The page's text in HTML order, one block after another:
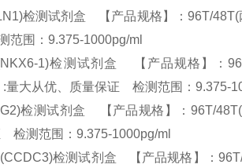
检测试剂盒 【产品规格】：96T/
范围：9.375-1000pg/ml
1)检测试剂盒 【产品规格】：
大从优、质量保证 检测范围：9.375-
检测试剂盒 【产品规格】：96T/
检测范围：9.375-1000pg/ml
检测试剂盒 【产品规格】：